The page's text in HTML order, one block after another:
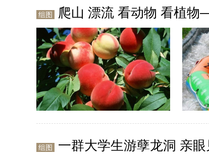
组图 爬山 漂流 看动物 看植
组图 一群大学生游孽龙洞 亲